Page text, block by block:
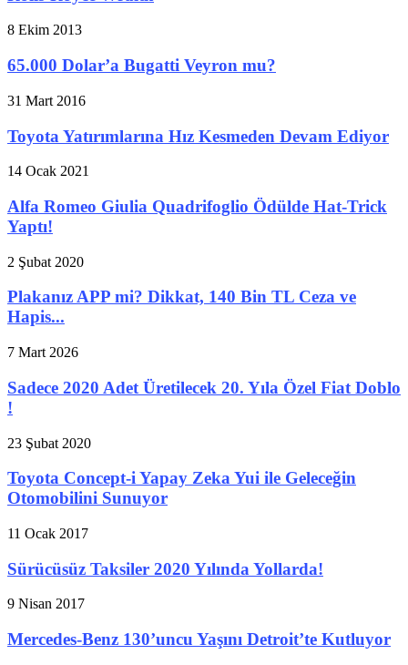
8 Ekim 2013
65.000 Dolar’a Bugatti Veyron mu?
31 Mart 2016
Toyota Yatırımlarına Hız Kesmeden Devam Ediyor
14 Ocak 2021
Alfa Romeo Giulia Quadrifoglio Ödülde Hat-Trick
Yaptı!
2 Şubat 2020
Plakanız APP mi? Dikkat, 140 Bin TL Ceza ve
Hapis...
7 Mart 2026
Sadece 2020 Adet Üretilecek 20. Yıla Özel Fiat Doblo
!
23 Şubat 2020
Toyota Concept-i Yapay Zeka Yui ile Geleceğin
Otomobilini Sunuyor
11 Ocak 2017
Sürücüsüz Taksiler 2020 Yılında Yollarda!
9 Nisan 2017
Mercedes-Benz 130’uncu Yaşını Detroit’te Kutluyor